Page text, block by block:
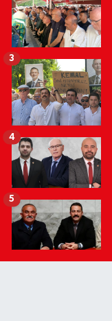
3
4
5